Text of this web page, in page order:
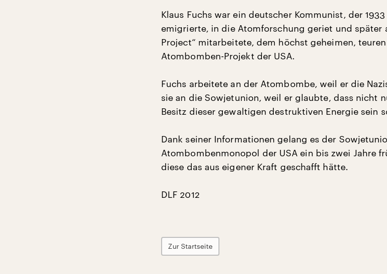
Klaus Fuchs war ein deutscher Kommunist, der
emigrierte, in die Atomforschung geriet und später
Project“ mitarbeitete, dem höchst geheimen,
Atombomben-Projekt der USA.
Fuchs arbeitete an der Atombombe, weil er die
sie an die Sowjetunion, weil er glaubte, dass nicht
Besitz dieser gewaltigen destruktiven Energie sein
Dank seiner Informationen gelang es der
Atombombenmonopol der USA ein bis zwei Jahre
diese das aus eigener Kraft geschafft hätte.
DLF 2012
Zur Startseite